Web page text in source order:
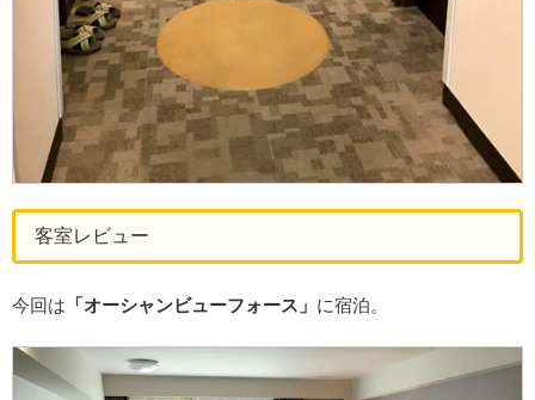
客室レビュー
今回は 「オーシャンビューフォース」 に宿泊。